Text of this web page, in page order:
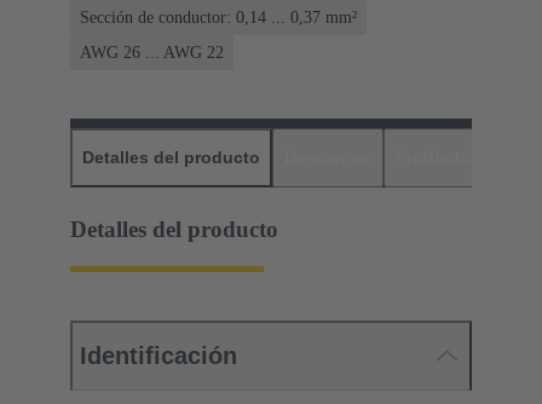
Sección de conductor: 0,14 ... 0,37 mm²
AWG 26 ... AWG 22
Detalles del producto
Detalles del producto
Identificación